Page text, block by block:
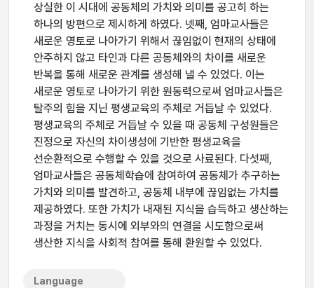
상실한 이 시대에 공동체의 가치와 의미를 공고히 하는
하나의 방편으로 제시하게 하였다. 넷째, 엄마교사들은
새로운 영토로 나아가기 위해서 끊임없이 현재의 상태에
안주하지 않고 타인과 다른 공동체와의 차이를 새로운
반복을 통해 새로운 관계를 생성해 낼 수 있었다. 이는
새로운 영토로 나아가기 위한 원동력으로써 엄마교사들은
탈주의 힘을 지닌 평생교육의 주체로 거듭날 수 있었다.
평생교육의 주체로 거듭날 수 있을 때 공동체 구성원들은
진정으로 자신의 차이생성에 기반한 평생교육을
선순환적으로 수행할 수 있을 것으로 사료된다. 다섯째,
엄마교사들은 공동체학습에 참여하여 공동체가 추구하는
가치와 의미를 발견하고, 공동체 내부에 끊임없는 가치를
제공하였다. 또한 가치가 내재된 지식을 습득하고 생산하는
과정을 거치는 동시에 외부와의 연결을 시도함으로써
생산한 지식을 사회적 참여를 통해 환원할 수 있었다.
Language